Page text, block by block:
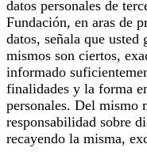
datos personales de
Fundación, en aras de
datos, señala que
mismos son ciertos,
informado
finalidades y la forma
personales. Del mismo
responsabilidad sobre
recayendo la misma,